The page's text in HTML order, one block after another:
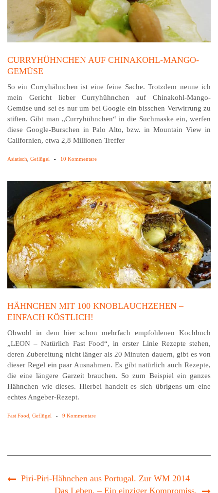
CURRYHÜHNCHEN AUF CHINAKOHL-MANGO-
GEMÜSE
So ein Curryhähnchen ist eine feine Sache. Trotzdem nenne ich
mein Gericht lieber Curryhühnchen auf Chinakohl-Mango-
Gemüse und sei es nur um bei Google ein bisschen Verwirrung zu
stiften. Gibt man „Curryhühnchen“ in die Suchmaske ein, werfen
diese Google-Burschen in Palo Alto, bzw. in Mountain View in
Californien, etwa 2,8 Millionen Treffer
Asiatisch Geflügel - 10 Kommentare
HÄHNCHEN MIT 100 KNOBLAUCHZEHEN –
EINFACH KÖSTLICH!
Obwohl in dem hier schon mehrfach empfohlenen Kochbuch
„LEON – Natürlich Fast Food“, in erster Linie Rezepte stehen,
deren Zubereitung nicht länger als 20 Minuten dauern, gibt es von
dieser Regel ein paar Ausnahmen. Es gibt natürlich auch Rezepte,
die eine längere Garzeit brauchen. So zum Beispiel ein ganzes
Hähnchen wie dieses. Hierbei handelt es sich übrigens um eine
echtes Angeber-Rezept.
Fast Food Geflügel - 9 Kommentare
Piri-Piri-Hähnchen aus Portugal. Zur WM 2014
Das Leben. – Ein einziger Kompromiss.